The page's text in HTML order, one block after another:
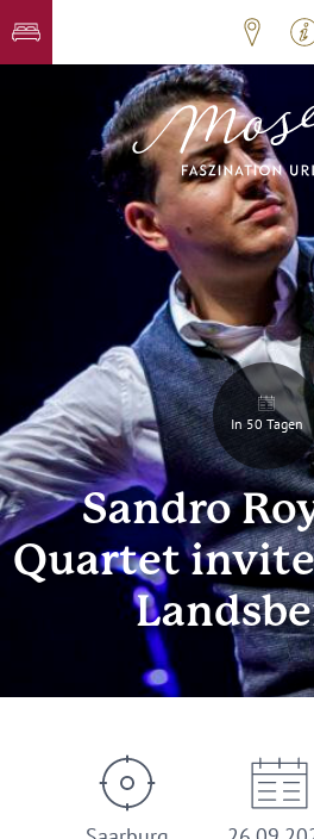
In 50 Tagen
Sandro
Quartet